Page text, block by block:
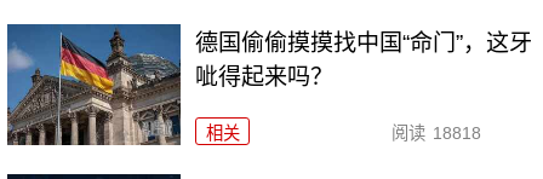
德国偷偷摸摸找中国“命门”，这牙
呲得起来吗？
相关 阅读 18818